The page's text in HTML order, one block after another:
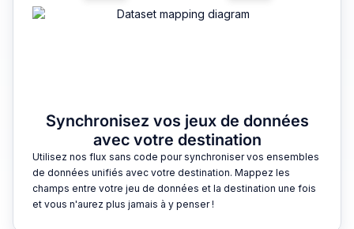
Synchronisez vos jeux de données
avec votre destination
Utilisez nos flux sans code pour synchroniser vos ensembles
de données unifiés avec votre destination. Mappez les
champs entre votre jeu de données et la destination une fois
et vous n'aurez plus jamais à y penser !